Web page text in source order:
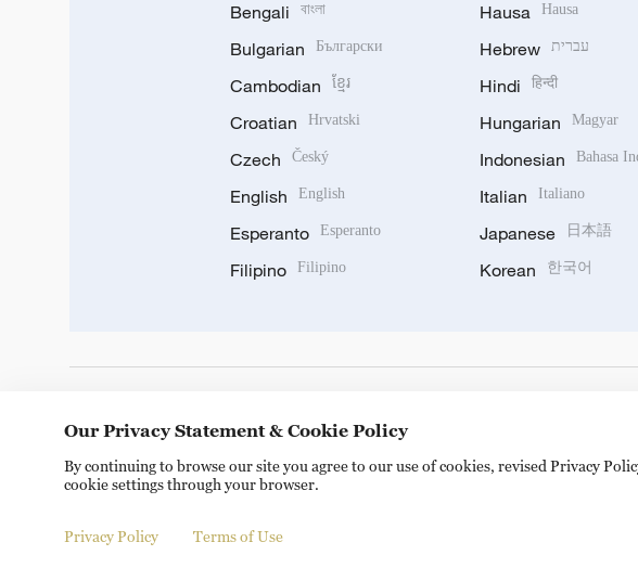
Bengali বাংলা
Bulgarian Български
Cambodian ខ្មែរ
Croatian Hrvatski
Czech Český
English English
Esperanto Esperanto
Filipino Filipino
Hausa Hausa
Hebrew עברית
Hindi हिन्दी
Hungarian Magyar
Indonesian Bahasa
Italian Italiano
Japanese 日本語
Korean 한국어
© China Radio International.CRI. All Rights Reserved. 16A Shijingshan Road,
Our Privacy Statement & Cookie Policy
By continuing to browse our site you agree to our use of cookies, revised Privacy
cookie settings through your browser.
Privacy Policy Terms of Use